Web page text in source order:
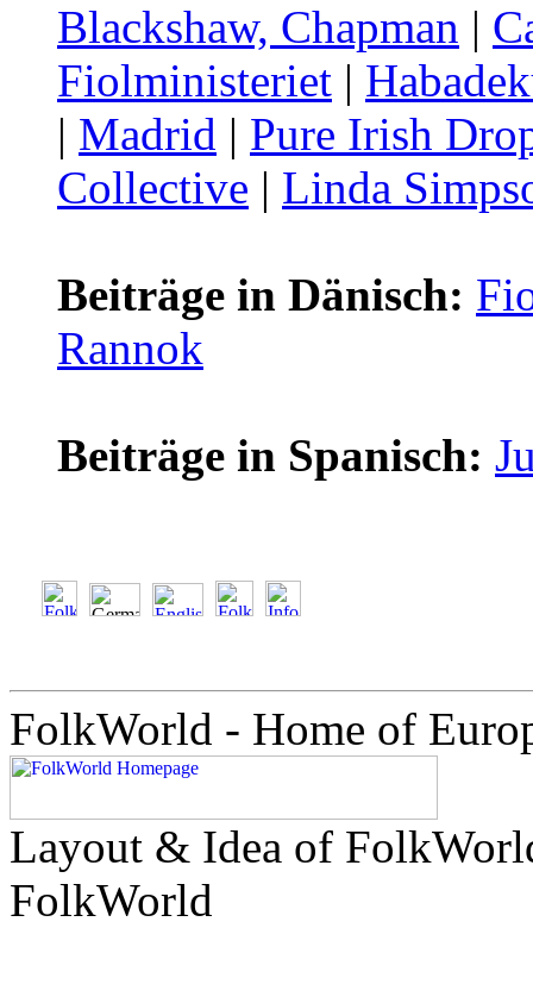
Blackshaw, Chapman |
Fiolministeriet |
| Madrid | Pure Irish
Collective | Linda
Beiträge in Dänisch:
Rannok
Beiträge in Spanisch:
FolkWorld - Home of
Layout & Idea of
FolkWorld